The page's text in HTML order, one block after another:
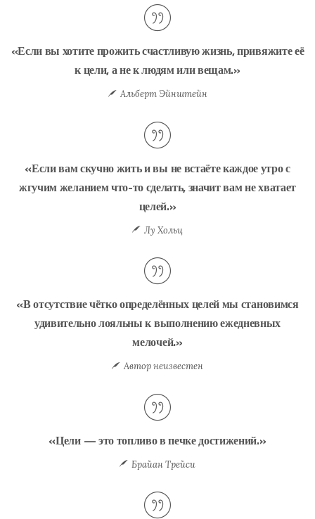
«Если вы хотите прожить счастливую жизнь, привяжите её
к цели, а не к людям или вещам.»
Альберт Эйнштейн
«Если вам скучно жить и вы не встаёте каждое утро с
жгучим желанием что-то сделать, значит вам не хватает
целей.»
Лу Хольц
«В отсутствие чётко определённых целей мы становимся
удивительно лояльны к выполнению ежедневных
мелочей.»
Автор неизвестен
«Цели — это топливо в печке достижений.»
Брайан Трейси